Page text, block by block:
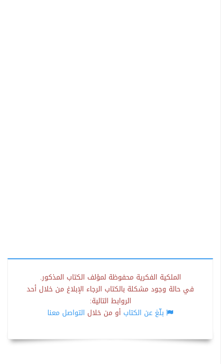
الملكية الفكرية محفوظة لمؤلف الكتاب المذكور.
في حالة وجود مشكلة بالكتاب الرجاء الإبلاغ من خلال أحد
الروابط التالية:
بلّغ عن الكتاب أو من خلال التواصل معنا